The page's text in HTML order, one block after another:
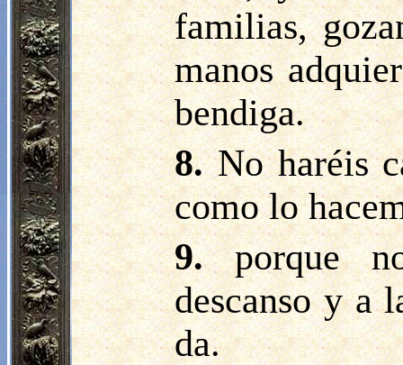
familias,
manos
bendiga.
8.No haréis
como lo
9.porque
descanso y a
da.